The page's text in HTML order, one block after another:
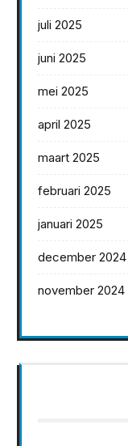
juli 2025
juni 2025
mei 2025
april 2025
maart 2025
februari 2025
januari 2025
december 2024
november 2024